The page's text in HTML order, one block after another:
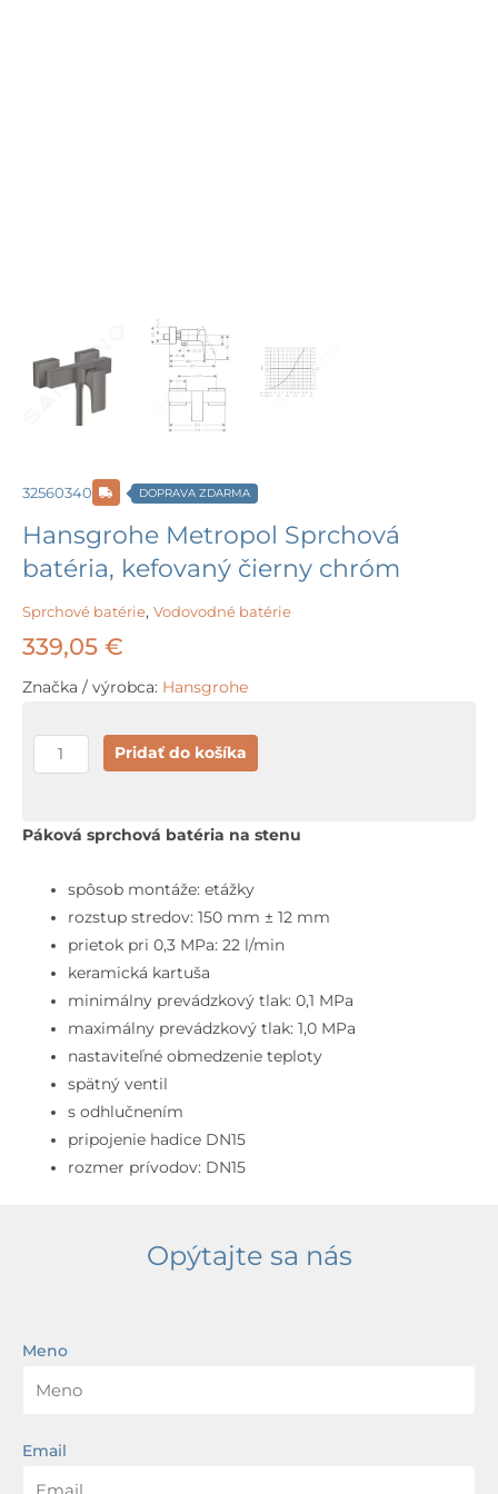
32560340 DOPRAVA ZDARMA
Hansgrohe Metropol Sprchová
batéria, kefovaný čierny chróm
Sprchové batérie, Vodovodné batérie
339,05 €
Značka / výrobca: Hansgrohe
množstvo
Hansgrohe
Sprchová
kefovaný
čierny
chróm
Pridať do košíka
Páková sprchová batéria na stenu
spôsob montáže: etážky
rozstup stredov: 150 mm ± 12 mm
prietok pri 0,3 MPa: 22 l/min
keramická kartuša
minimálny prevádzkový tlak: 0,1 MPa
maximálny prevádzkový tlak: 1,0 MPa
nastaviteľné obmedzenie teploty
spätný ventil
s odhlučnením
pripojenie hadice DN15
rozmer prívodov: DN15
Opýtajte sa nás
Meno
Email